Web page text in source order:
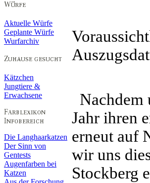
Aktuelle Würfe
Geplante Würfe
Wurfarchiv
Kätzchen
Jungtiere &
Erwachsene
Die Langhaarkatzen
Der Sinn von
Gentests
Augenfarben bei
Katzen
Nachdem
Jahr ihren
erneut auf
wir uns
Stockberg